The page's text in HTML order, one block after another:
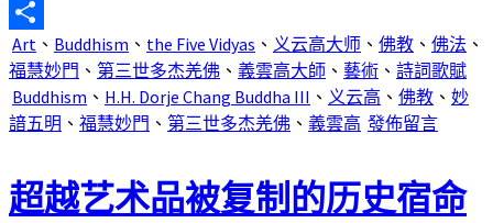
Email
分
享
Art 、 Buddhism 、 the Five Vidyas 、 义云高大师 、 佛教 、 佛法 、
福慧妙門 、 第三世多杰羌佛 、 義雲高大師 、 藝術 、 詩詞歌賦
Buddhism 、 H.H. Dorje Chang Buddha III 、 义云高 、 佛教 、 妙
諳五明 、 福慧妙門 、 第三世多杰羌佛 、 義雲高 發佈留言
超越艺术品被复制的历史宿命